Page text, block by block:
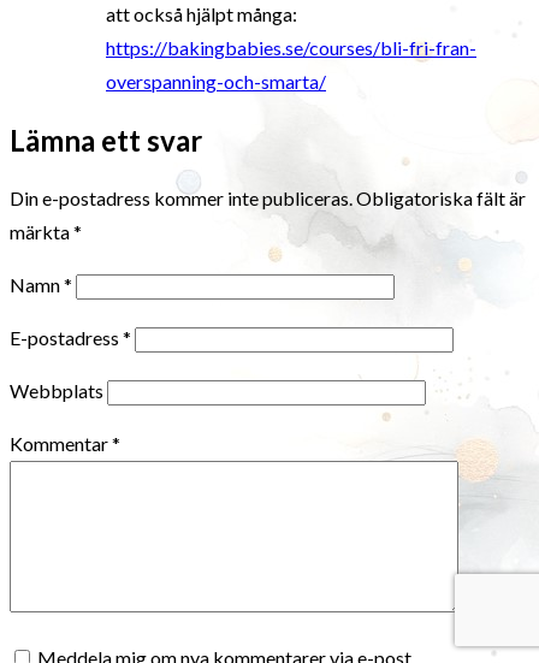
att också hjälpt många:
https://bakingbabies.se/courses/bli-fri-fran-
overspanning-och-smarta/
Lämna ett svar
Din e-postadress kommer inte publiceras. Obligatoriska fält är
märkta*
Namn*
E-postadress *
Webbplats
Kommentar*
Meddela mig om nya kommentarer via e-post.